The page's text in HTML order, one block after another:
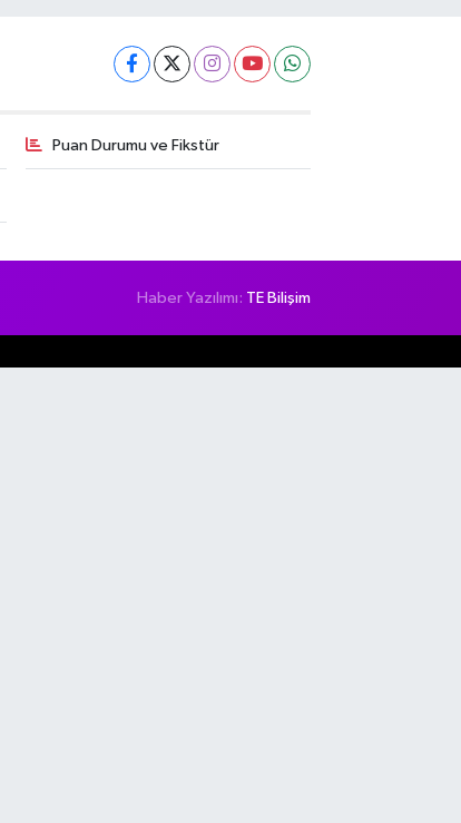
Puan Durumu ve Fikstür
Haber Yazılımı: TE Bilişim